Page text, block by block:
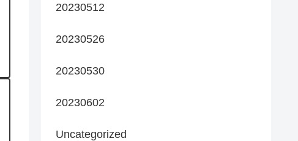
20230512
20230526
20230530
20230602
Uncategorized